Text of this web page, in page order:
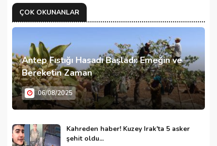
ÇOK OKUNANLAR
Antep Fıstığı Hasadı Başladı: Emeğin ve
Bereketin Zaman
06/08/2025
Kahreden haber! Kuzey Irak'ta 5 asker
şehit oldu...